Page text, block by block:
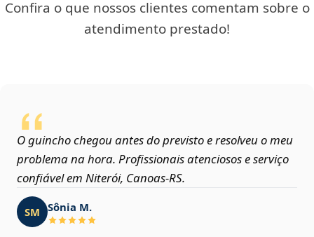
Confira o que nossos clientes comentam sobre o
atendimento prestado!
O guincho chegou antes do previsto e resolveu o meu
problema na hora. Profissionais atenciosos e serviço
confiável em Niterói, Canoas‑RS.
SM Sônia M.